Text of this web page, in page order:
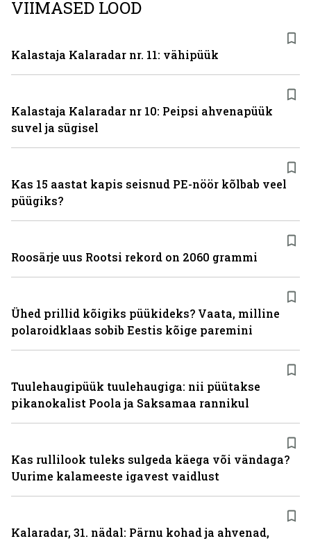
VIIMASED LOOD
Kalastaja Kalaradar nr. 11: vähipüük
Kalastaja Kalaradar nr 10: Peipsi ahvenapüük
suvel ja sügisel
Kas 15 aastat kapis seisnud PE-nöör kõlbab veel
püügiks?
Roosärje uus Rootsi rekord on 2060 grammi
Ühed prillid kõigiks püükideks? Vaata, milline
polaroidklaas sobib Eestis kõige paremini
Tuulehaugipüük tuulehaugiga: nii püütakse
pikanokalist Poola ja Saksamaa rannikul
Kas rullilook tuleks sulgeda käega või vändaga?
Uurime kalameeste igavest vaidlust
Kalaradar, 31. nädal: Pärnu kohad ja ahvenad,